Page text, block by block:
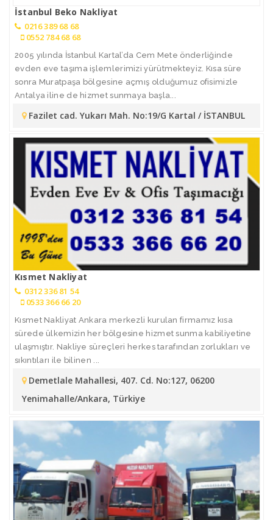
İstanbul Beko Nakliyat
0216 389 68 68
0552 784 68 68
2005 yılında İstanbul Kartal’da Cem Mete önderliğinde
evden eve taşıma işlemlerimizi yürütmekteyiz. Kısa süre
sonra Muratpaşa bölgesine açmış olduğumuz ofisimizle
Antalya iline de hizmet sunmaya başla...
Fazilet cad. Yukarı Mah. No:19/G Kartal / İSTANBUL
Kısmet Nakliyat
0312 336 81 54
0533 366 66 20
Kısmet Nakliyat Ankara merkezli kurulan firmamız kısa
sürede ülkemizin her bölgesine hizmet sunma kabiliyetine
ulaşmıştır. Nakliye süreçleri herkes tarafından zorlukları ve
sıkıntıları ile bilinen ...
Demetlale Mahallesi, 407. Cd. No:127, 06200
Yenimahalle/Ankara, Türkiye